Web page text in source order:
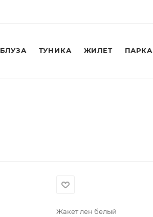
БЛУЗА ТУНИКА ЖИЛЕТ ПАРКА
Жакет лен белый